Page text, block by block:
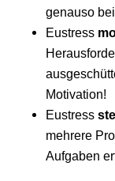
genauso
Eustress
Motivation!
Eustress
mehrere
Aufgaben